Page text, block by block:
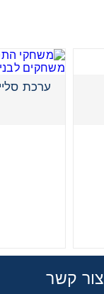
ערכת
צור קשר